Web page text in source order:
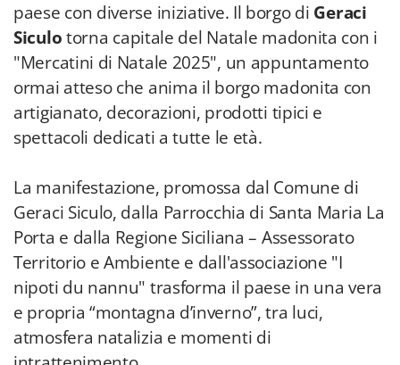
paese con diverse iniziative. Il borgo di Geraci
Siculotorna capitale del Natale madonita con i
"Mercatini di Natale 2025", un appuntamento
ormai atteso che anima il borgo madonita con
artigianato, decorazioni, prodotti tipici e
spettacoli dedicati a tutte le età.
La manifestazione, promossa dal Comune di
Geraci Siculo, dalla Parrocchia di Santa Maria La
Porta e dalla Regione Siciliana – Assessorato
Territorio e Ambiente e dall'associazione "I
nipoti du nannu" trasforma il paese in una vera
e propria “montagna d’inverno”, tra luci,
atmosfera natalizia e momenti di